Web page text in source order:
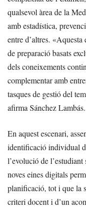
qualsevol àrea de la
amb estadística,
entre d’altres.
de preparació basats
dels coneixements
complementar amb
tasques de gestió del
afirma Sánchez Lambás.
En aquest escenari,
identificació individual
l’evolució de
noves eines digitals
planificació, tot i que la
criteri docent i d’un